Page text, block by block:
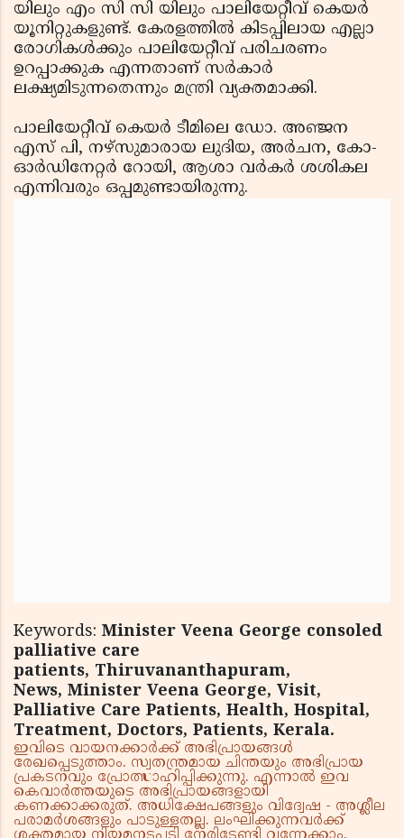
യിലും എം സി സി യിലും പാലിയേറ്റീവ് കെയര്‍
യൂനിറ്റുകളുണ്ട്. കേരളത്തില്‍ കിടപ്പിലായ എല്ലാ
രോഗികള്‍ക്കും പാലിയേറ്റീവ് പരിചരണം
ഉറപ്പാക്കുക എന്നതാണ് സര്‍കാര്‍
ലക്ഷ്യമിടുന്നതെന്നും മന്ത്രി വ്യക്തമാക്കി.
പാലിയേറ്റീവ് കെയര്‍ ടീമിലെ ഡോ. അഞ്ജന
എസ് പി, നഴ്സുമാരായ ലുദിയ, അര്‍ചന, കോ-
ഓര്‍ഡിനേറ്റര്‍ റോയി, ആശാ വര്‍കര്‍ ശശികല
എന്നിവരും ഒപ്പമുണ്ടായിരുന്നു.
Keywords: Minister Veena George consoled
palliative care
patients, Thiruvananthapuram,
News, Minister Veena George, Visit,
Palliative Care Patients, Health, Hospital,
Treatment, Doctors, Patients, Kerala.
ഇവിടെ വായനക്കാർക്ക് അഭിപ്രായങ്ങൾ
രേഖപ്പെടുത്താം. സ്വതന്ത്രമായ ചിന്തയും അഭിപ്രായ
പ്രകടനവും പ്രോത്സാഹിപ്പിക്കുന്നു. എന്നാൽ ഇവ
കെവാർത്തയുടെ അഭിപ്രായങ്ങളായി
കണക്കാക്കരുത്. അധിക്ഷേപങ്ങളും വിദ്വേഷ - അശ്ലീല
പരാമർശങ്ങളും പാടുള്ളതല്ല. ലംഘിക്കുന്നവർക്ക്